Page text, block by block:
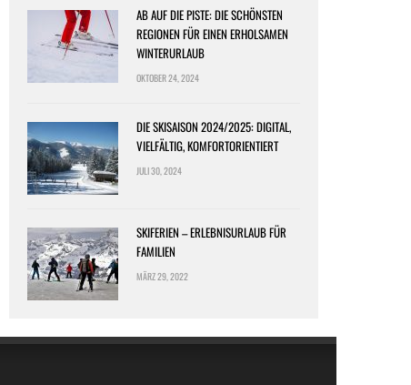
AB AUF DIE PISTE: DIE SCHÖNSTEN
REGIONEN FÜR EINEN ERHOLSAMEN
WINTERURLAUB
OKTOBER 24, 2024
DIE SKISAISON 2024/2025: DIGITAL,
VIELFÄLTIG, KOMFORTORIENTIERT
JULI 30, 2024
SKIFERIEN – ERLEBNISURLAUB FÜR
FAMILIEN
MÄRZ 29, 2022